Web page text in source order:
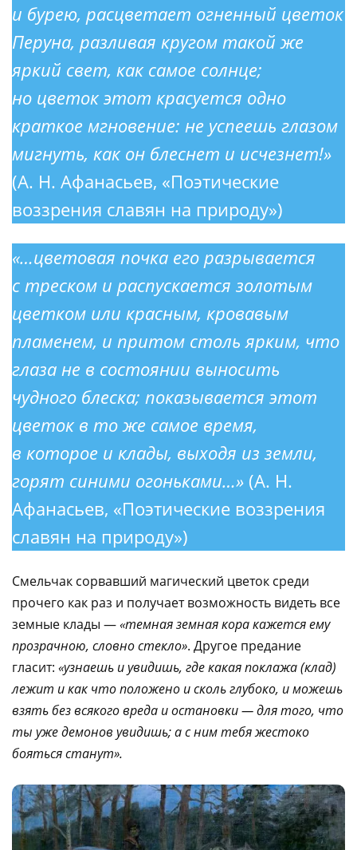
и бурею, расцветает огненный цветок
Перуна, разливая кругом такой же
яркий свет, как самое солнце;
но цветок этот красуется одно
краткое мгновение: не успеешь глазом
мигнуть, как он блеснет и исчезнет!»
(А. Н. Афанасьев, «Поэтические
воззрения славян на природу»)
«…цветовая почка его разрывается
с треском и распускается золотым
цветком или красным, кровавым
пламенем, и притом столь ярким, что
глаза не в состоянии выносить
чудного блеска; показывается этот
цветок в то же самое время,
в которое и клады, выходя из земли,
горят синими огоньками…» (А. Н.
Афанасьев, «Поэтические воззрения
славян на природу»)
Смельчак сорвавший магический цветок среди
прочего как раз и получает возможность видеть все
земные клады —«темная земная кора кажется ему
прозрачною, словно стекло». Другое предание
гласит: «узнаешь и увидишь, где какая поклажа (клад)
лежит и как что положено и сколь глубоко, и можешь
взять без всякого вреда и остановки — для того, что
ты уже демонов увидишь; а с ним тебя жестоко
бояться станут».